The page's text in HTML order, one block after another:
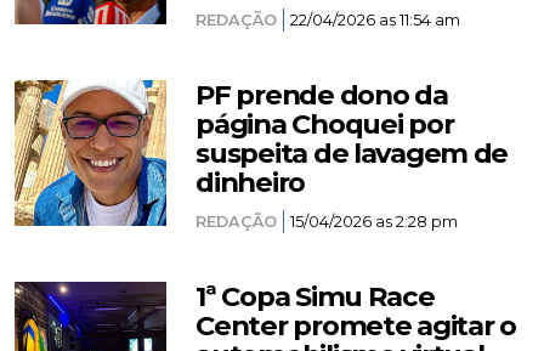
REDAÇÃO 22/04/2026 as 11:54 am
PF prende dono da
página Choquei por
suspeita de lavagem de
dinheiro
REDAÇÃO 15/04/2026 as 2:28 pm
1ª Copa Simu Race
Center promete agitar o